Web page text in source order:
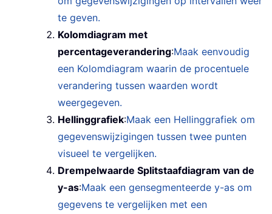
te geven.
Kolomdiagram met
percentageverandering:Maak eenvoudig
een Kolomdiagram waarin de procentuele
verandering tussen waarden wordt
weergegeven.
Hellinggrafiek:Maak een Hellinggrafiek om
gegevenswijzigingen tussen twee punten
visueel te vergelijken.
Drempelwaarde Splitstaafdiagram van de
y-as:Maak een gensegmenteerde y-as om
gegevens te vergelijken met een